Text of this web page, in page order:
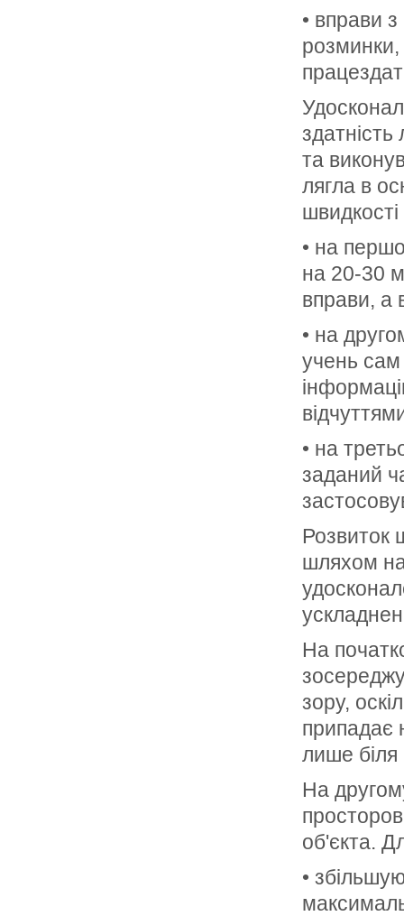
• вправи з
розминки,
та
лягла в
швидкості
• на
на 20-30
вправи, а
• на
учень сам
• на
заданий
Розвиток
шляхом
На
зору,
припадає
лише
На
об'єкта.
•